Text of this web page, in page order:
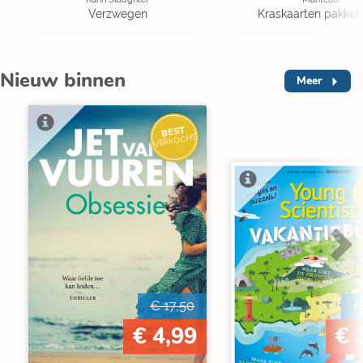
Verzwegen Kraskaarten pakket
Nieuw binnen Meer
BEST
VERKOCHT
€ 17,50
€ 4,99 €